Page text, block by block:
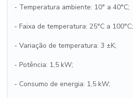
- Temperatura ambiente: 10° a 40°C;
- Faixa de temperatura: 25°C a 100°C;
- Variação de temperatura: 3 ±K;
- Potência: 1,5 kW;
- Consumo de energia: 1,5 kW;